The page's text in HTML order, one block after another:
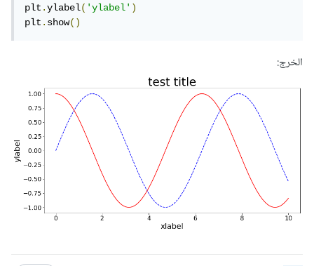
plt.ylabel('ylabel')
plt.show()
الخرج: